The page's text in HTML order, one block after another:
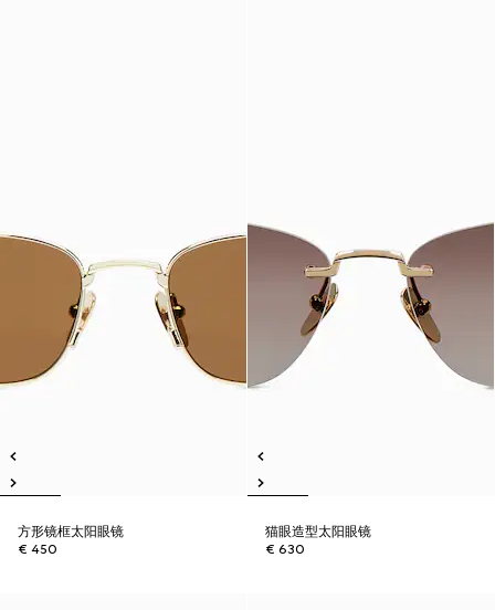
方形镜框太阳眼镜
€ 450
猫眼造型太阳眼镜
€ 630